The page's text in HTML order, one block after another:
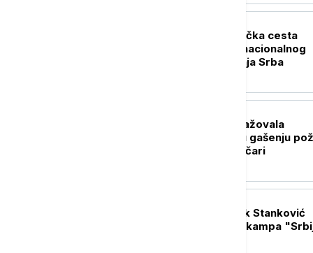
Milićević: Petrovačka cesta
najbolnije mesto nacionalnog
pamćenja stradanja Srba
Vojska Srbije angažovala
helikopter Mi-17 u gašenju
u Deliblatskoj peščari
Ministar Dejan Vuk Stanković
posetio učesnike kampa